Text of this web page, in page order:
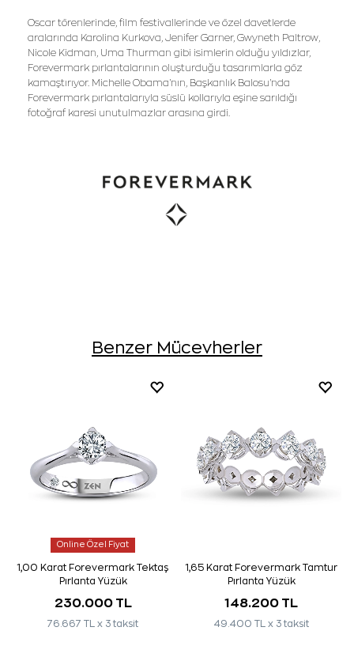
Oscar törenlerinde, film festivallerinde ve özel davetlerde
aralarında Karolina Kurkova, Jenifer Garner, Gwyneth Paltrow,
Nicole Kidman, Uma Thurman gibi isimlerin olduğu yıldızlar,
Forevermark pırlantalarının oluşturduğu tasarımlarla göz
kamaştırıyor. Michelle Obama'nın, Başkanlık Balosu'nda
Forevermark pırlantalarıyla süslü kollarıyla eşine sarıldığı
fotoğraf karesi unutulmazlar arasına girdi.
Benzer Mücevherler
Online Özel Fiyat
1,00 Karat Forevermark Tektaş
Pırlanta Yüzük
230.000 TL
76.667 TL x 3 taksit
1,65 Karat Forevermark Tamtur
Pırlanta Yüzük
148.200 TL
49.400 TL x 3 taksit